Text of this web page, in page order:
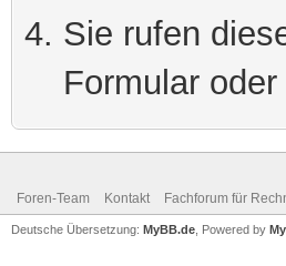
Sie rufen
Formular
Foren-Team Kontakt Fachforum für
Deutsche Übersetzung: MyBB.de , Powered by